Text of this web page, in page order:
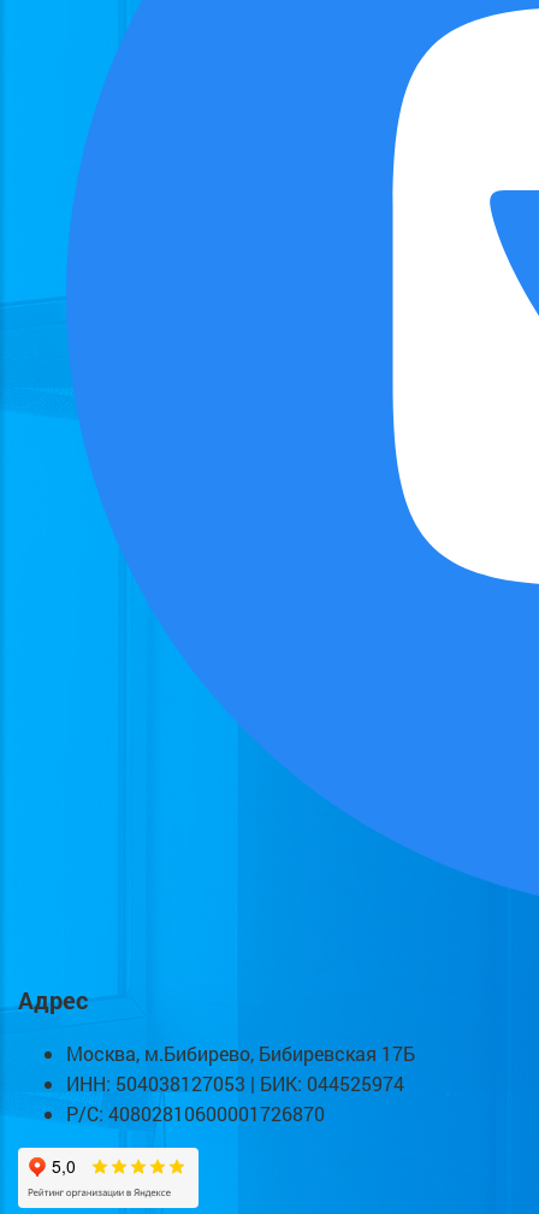
Адрес
Москва, м.Бибирево, Бибиревская 17Б
ИНН: 504038127053 | БИК: 044525974
Р/С: 40802810600001726870